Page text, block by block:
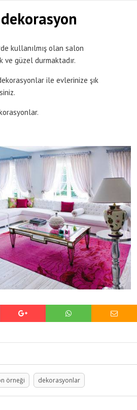
kullanılmış olan salon
ve güzel durmaktadır.
ile evlerinize şık
örneği dekorasyonlar